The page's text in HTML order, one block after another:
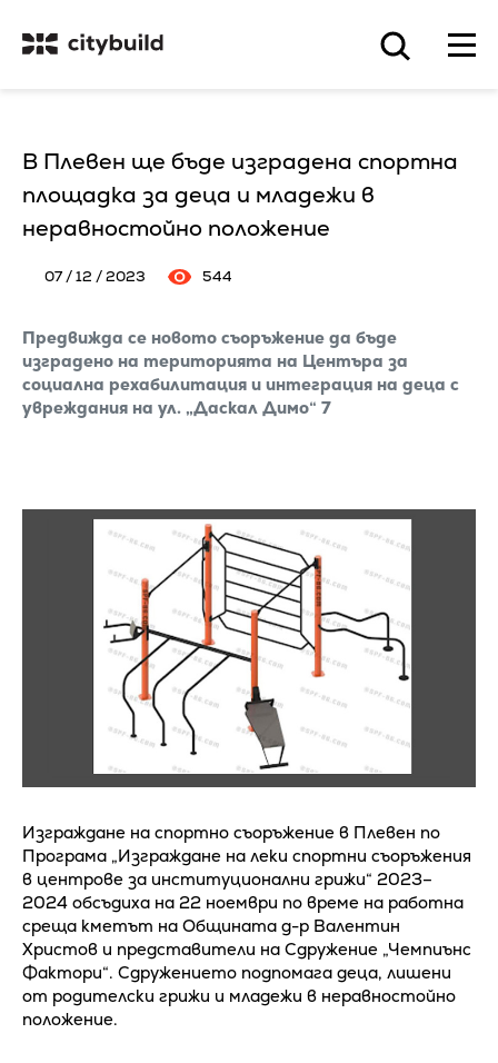
В Плевен ще бъде изградена спортна
площадка за деца и младежи в
неравностойно положение
07 / 12 / 2023 544
Предвижда се новото съоръжение да бъде
изградено на територията на Центъра за
социална рехабилитация и интеграция на деца с
увреждания на ул. „Даскал Димо“ 7
Изграждане на спортно съоръжение в Плевен по
Програма „Изграждане на леки спортни съоръжения
в центрове за институционални грижи“ 2023–
2024 обсъдиха на 22 ноември по време на работна
среща кметът на Общината д-р Валентин
Христов и представители на Сдружение „Чемпиънс
Фактори“. Сдружението подпомага деца, лишени
от родителски грижи и младежи в неравностойно
положение.